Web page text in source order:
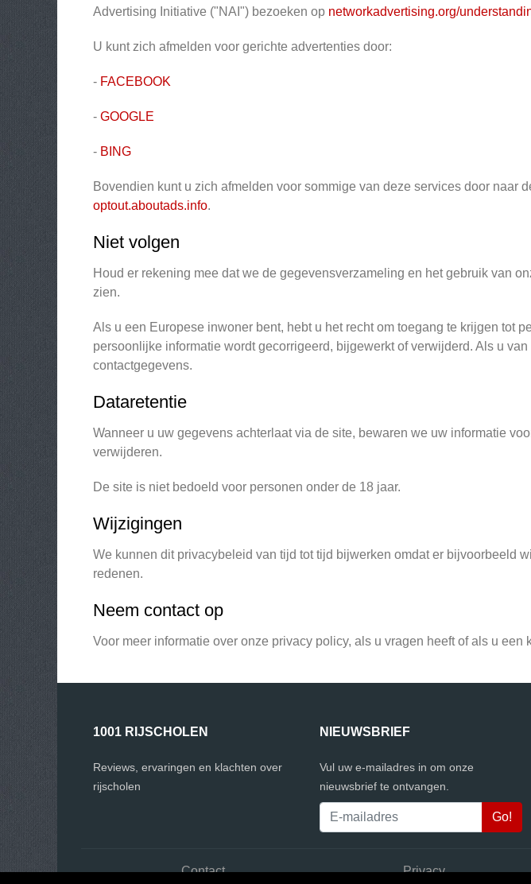
Advertising Initiative ("NAI") bezoeken op networkadvertising.org/
U kunt zich afmelden voor gerichte advertenties door:
- FACEBOOK
- GOOGLE
- BING
Bovendien kunt u zich afmelden voor sommige van deze services door naar
optout.aboutads.info.
Niet volgen
Houd er rekening mee dat we de gegevensverzameling en het gebruik van
zien.
Als u een Europese inwoner bent, hebt u het recht om toegang te krijgen tot
persoonlijke informatie wordt gecorrigeerd, bijgewerkt of verwijderd. Als u
contactgegevens.
Dataretentie
Wanneer u uw gegevens achterlaat via de site, bewaren we uw informatie
verwijderen.
De site is niet bedoeld voor personen onder de 18 jaar.
Wijzigingen
We kunnen dit privacybeleid van tijd tot tijd bijwerken omdat er bijvoorbeeld
redenen.
Neem contact op
Voor meer informatie over onze privacy policy, als u vragen heeft of als u
1001 RIJSCHOLEN
Reviews, ervaringen en klachten over
rijscholen
NIEUWSBRIEF
Vul uw e-mailadres in om onze
nieuwsbrief te ontvangen.
Contact Privacy